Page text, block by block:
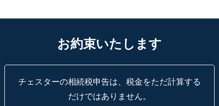
お約束いたします
チェスターの相続税申告は、税金をただ計算する
だけではありません。